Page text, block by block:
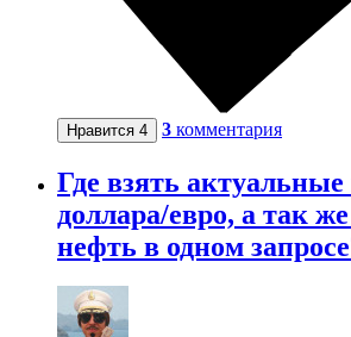
Нравится 4 3 комментария
Где взять
доллара/евро, а так
нефть в одном